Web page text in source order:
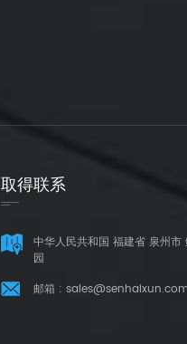
取得联系
中华人民共和国 福建省 泉州
园
邮箱 :